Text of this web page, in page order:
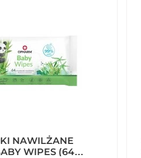
NAWILŻANE
WIPES (64